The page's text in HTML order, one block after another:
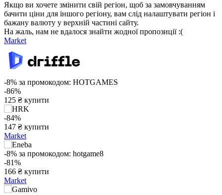
Якщо ви хочете змінити свій регіон, щоб за замовчуванням
бачити ціни для іншого регіону, вам слід налаштувати регіон і
бажану валюту у верхній частині сайту.
На жаль, нам не вдалося знайти жодної пропозиції :(
Market
-8% за промокодом: HOTGAMES
-86%
125 ₴ купити
-84%
147 ₴ купити
Market
-8% за промокодом: hotgame8
-81%
166 ₴ купити
Market
₴
600